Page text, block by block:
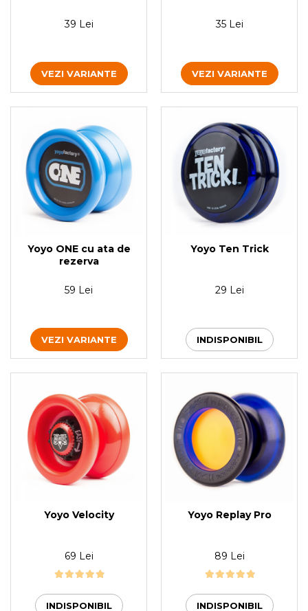
39 Lei
VEZI VARIANTE
35 Lei
VEZI VARIANTE
Yoyo ONE cu ata de
rezerva
59 Lei
VEZI VARIANTE
Yoyo Ten Trick
29 Lei
INDISPONIBIL
Yoyo Velocity
69 Lei
INDISPONIBIL
Yoyo Replay Pro
89 Lei
INDISPONIBIL